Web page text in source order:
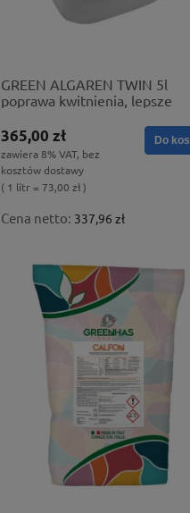
GREEN ALGAREN TWIN 5l
poprawa kwitnienia, lepsze
365,00 zł
zawiera 8% VAT, bez
kosztów dostawy
( 1 litr = 73,00 zł )
Cena netto: 337,96 zł
Do